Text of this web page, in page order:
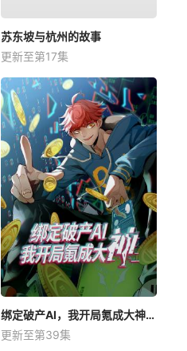
苏东坡与杭州的故事
更新至第17集
绑定破产AI，我开局氪成大神动态漫
更新至第39集